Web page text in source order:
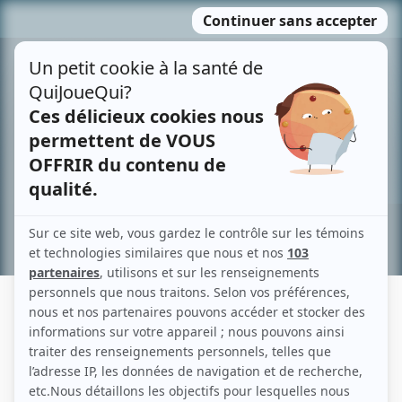
MENU
contenu
Recherche avancée »
ALEXANDRE FRENETTE
Liens
Fiche de Alexandre Frenette sur Showbizz.net